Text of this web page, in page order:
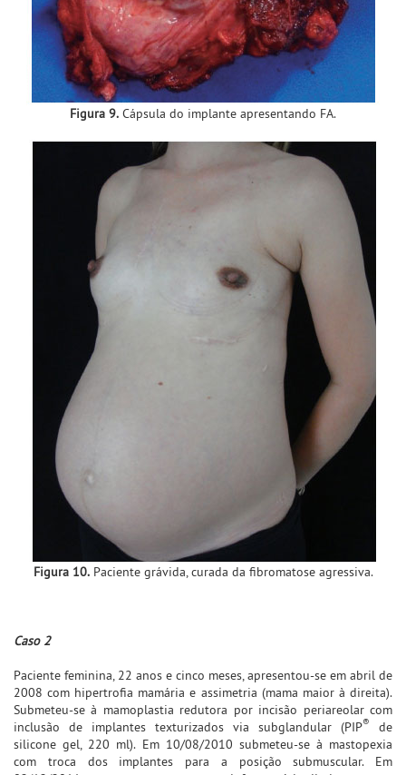
Figura 9. Cápsula do implante apresentando FA.
Figura 10.Paciente grávida, curada da fibromatose agressiva.
Caso 2
Paciente feminina, 22 anos e cinco meses, apresentou-se em abril de
2008 com hipertrofia mamária e assimetria (mama maior à direita).
Submeteu-se à mamoplastia redutora por incisão periareolar com
inclusão de implantes texturizados via subglandular (PIP®
de
silicone gel, 220 ml). Em 10/08/2010 submeteu-se à mastopexia
com troca dos implantes para a posição submuscular. Em